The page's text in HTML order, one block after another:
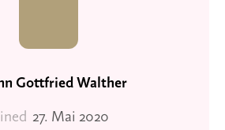
Gottfried Walther
27. Mai 2020